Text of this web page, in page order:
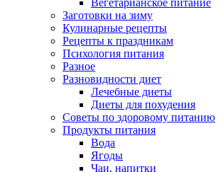
Вегетарианское питание
Заготовки на зиму
Кулинарные рецепты
Рецепты к праздникам
Психология питания
Разное
Разновидности диет
Лечебные диеты
Диеты для похудения
Советы по здоровому питанию
Продукты питания
Вода
Ягоды
Чаи, напитки